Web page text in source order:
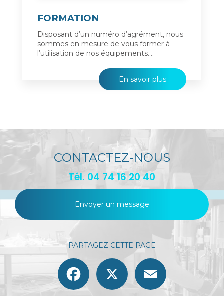
FORMATION
Disposant d’un numéro d’agrément, nous
sommes en mesure de vous former à
l’utilisation de nos équipements....
En savoir plus
CONTACTEZ-NOUS
Tél. 04 74 16 20 40
Envoyer un message
PARTAGEZ CETTE PAGE
Facebook